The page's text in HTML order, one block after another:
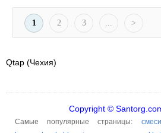
1 2 3 ... >
Qtap (Чехия)
Copyright ©
Самые популярные страницы: